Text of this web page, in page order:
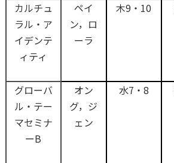
カルチュ
ラル・ア
イデンテ
ィティ
ペイ
ン，ロ
ーラ
木9・10
グローバ
ル・テー
マセミナ
ーB
オン
グ，ジ
ェン
水7・8